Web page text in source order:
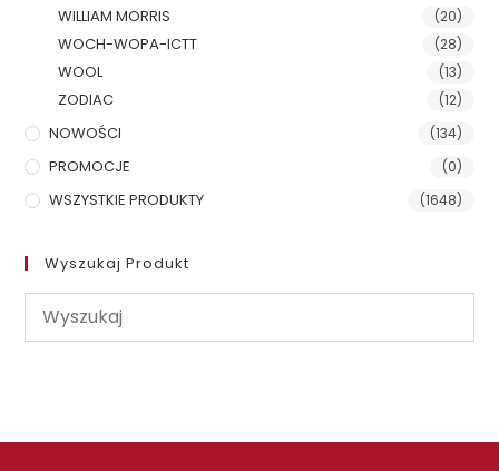
WILLIAM MORRIS (20)
WOCH-WOPA-ICTT (28)
WOOL (13)
ZODIAC (12)
NOWOŚCI (134)
PROMOCJE (0)
WSZYSTKIE PRODUKTY (1648)
Wyszukaj Produkt